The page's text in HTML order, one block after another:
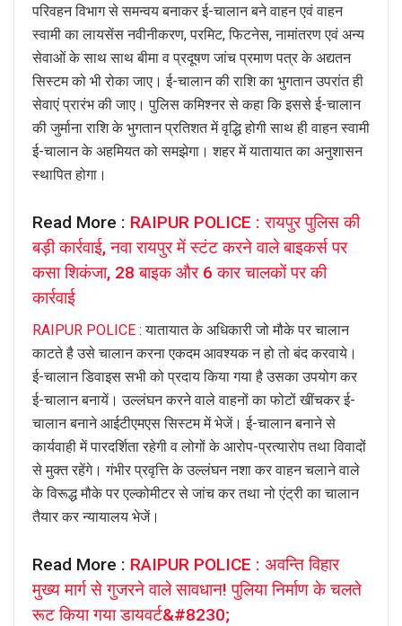
परिवहन विभाग से समन्वय बनाकर ई-चालान बने वाहन एवं वाहन
स्वामी का लायसेंस नवीनीकरण, परमिट, फिटनेस, नामांतरण एवं अन्य
सेवाओं के साथ साथ बीमा व प्रदूषण जांच प्रमाण पत्र के अद्यतन
सिस्टम को भी रोका जाए। ई-चालान की राशि का भुगतान उपरांत ही
सेवाएं प्रारंभ की जाए। पुलिस कमिश्नर से कहा कि इससे ई-चालान
की जुर्माना राशि के भुगतान प्रतिशत में वृद्धि होगी साथ ही वाहन स्वामी
ई-चालान के अहमियत को समझेगा। शहर में यातायात का अनुशासन
स्थापित होगा।
Read More : RAIPUR POLICE : रायपुर पुलिस की
बड़ी कार्रवाई, नवा रायपुर में स्टंट करने वाले बाइकर्स पर
कसा शिकंजा, 28 बाइक और 6 कार चालकों पर की
कार्रवाई
RAIPUR POLICE : यातायात के अधिकारी जो मौके पर चालान
काटते है उसे चालान करना एकदम आवश्यक न हो तो बंद करवाये।
ई-चालान डिवाइस सभी को प्रदाय किया गया है उसका उपयोग कर
ई-चालान बनायें। उल्लंघन करने वाले वाहनों का फोटों खींचकर ई-
चालान बनाने आईटीएमएस सिस्टम में भेजें। ई-चालान बनाने से
कार्यवाही में पारदर्शिता रहेगी व लोगों के आरोप-प्रत्यारोप तथा विवादों
से मुक्त रहेंगे। गंभीर प्रवृत्ति के उल्लंघन नशा कर वाहन चलाने वाले
के विरूद्ध मौके पर एल्कोमीटर से जांच कर तथा नो एंट्री का चालान
तैयार कर न्यायालय भेजें।
Read More : RAIPUR POLICE : अवन्ति विहार
मुख्य मार्ग से गुजरने वाले सावधान! पुलिया निर्माण के चलते
रूट किया गया डायवर्ट&#8230;